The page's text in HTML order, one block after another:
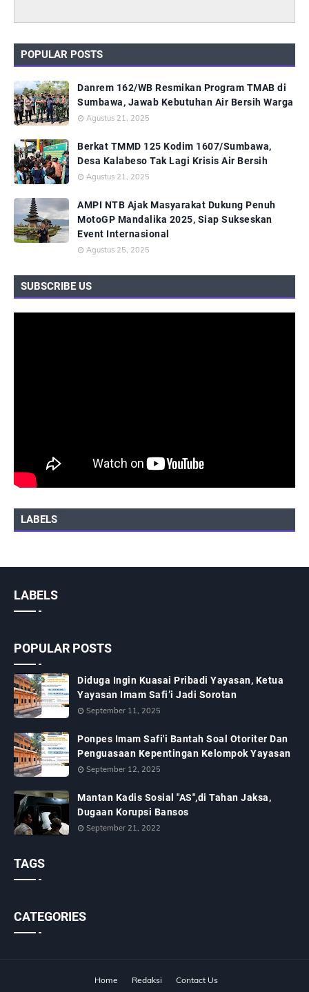
POPULAR POSTS
Danrem 162/WB Resmikan Program TMAB di
Sumbawa, Jawab Kebutuhan Air Bersih Warga
Agustus 21, 2025
Berkat TMMD 125 Kodim 1607/Sumbawa,
Desa Kalabeso Tak Lagi Krisis Air Bersih
Agustus 21, 2025
AMPI NTB Ajak Masyarakat Dukung Penuh
MotoGP Mandalika 2025, Siap Sukseskan
Event Internasional
Agustus 25, 2025
SUBSCRIBE US
LABELS
LABELS
POPULAR POSTS
Diduga Ingin Kuasai Pribadi Yayasan, Ketua
Yayasan Imam Safi’i Jadi Sorotan
September 11, 2025
Ponpes Imam Safi'i Bantah Soal Otoriter Dan
Penguasaan Kepentingan Kelompok Yayasan
September 12, 2025
Mantan Kadis Sosial "AS",di Tahan Jaksa,
Dugaan Korupsi Bansos
September 21, 2022
TAGS
CATEGORIES
Home Redaksi Contact Us